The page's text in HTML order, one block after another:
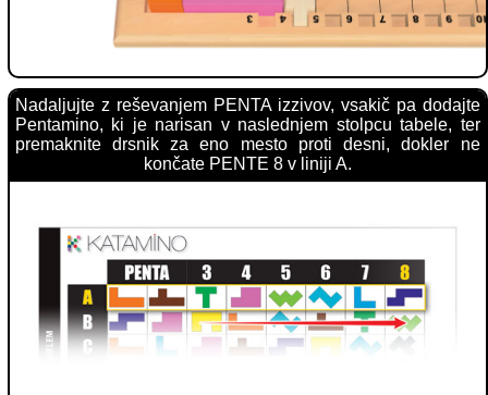
Nadaljujte z reševanjem PENTA izzivov, vsakič pa dodajte
Pentamino, ki je narisan v naslednjem stolpcu tabele, ter
premaknite drsnik za eno mesto proti desni, dokler ne
končate PENTE 8 v liniji A.